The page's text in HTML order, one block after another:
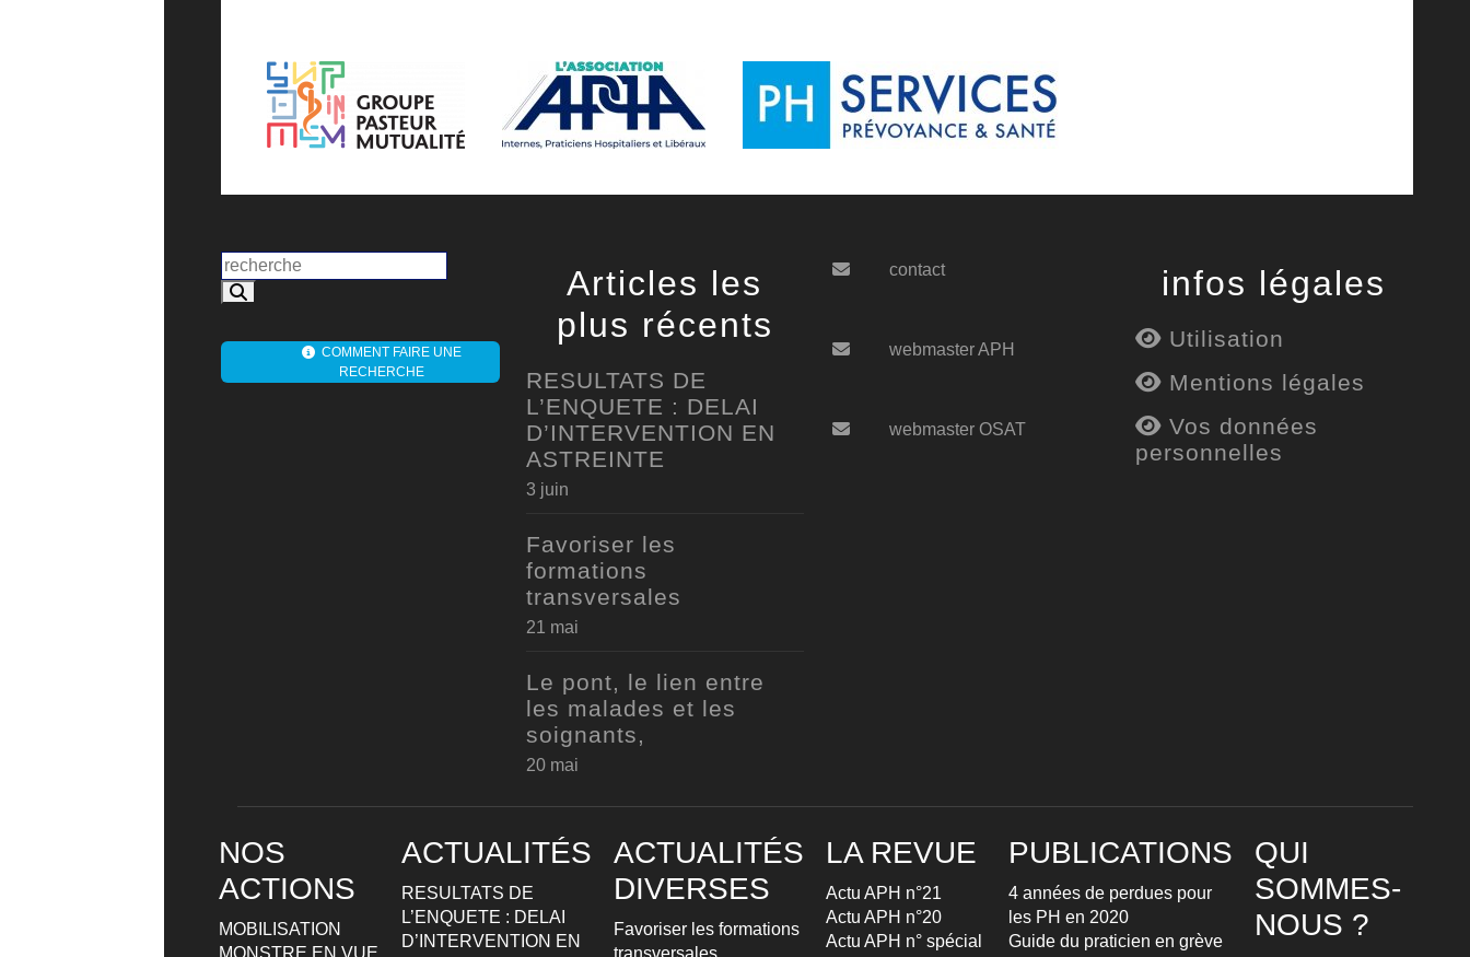
COMMENT FAIRE UNE
RECHERCHE
Articles les
plus récents
RESULTATS DE
L’ENQUETE : DELAI
D’INTERVENTION EN
ASTREINTE
3 juin
Favoriser les
formations
transversales
21 mai
Le pont, le lien entre
les malades et les
soignants,
20 mai
contact
webmaster APH
webmaster OSAT
infos légales
Utilisation
Mentions légales
Vos données
personnelles
NOS
ACTIONS
MOBILISATION
MONSTRE EN VUE
ACTUALITÉS
RESULTATS DE
L’ENQUETE : DELAI
D’INTERVENTION EN
ACTUALITÉS
DIVERSES
Favoriser les formations
transversales
LA REVUE
Actu APH n°21
Actu APH n°20
Actu APH n° spécial
PUBLICATIONS
4 années de perdues pour
les PH en 2020
Guide du praticien en grève
QUI
SOMMES-
NOUS ?